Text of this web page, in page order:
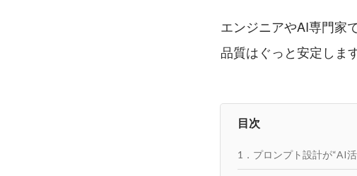
エンジニアやAI専門家
品質はぐっと安定しま
目次
1．プロンプト設計が“AI